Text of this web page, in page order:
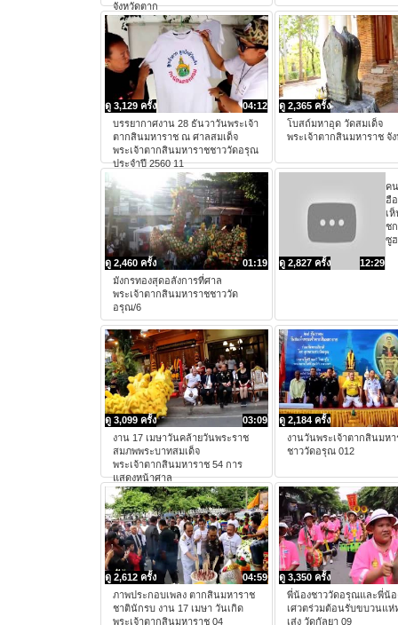
จังหวัดตาก
04:12
ดู 3,129 ครั้ง
บรรยากาศงาน 28 ธันวาวันพระเจ้า
ตากสินมหาราช ณ ศาลสมเด็จ
พระเจ้าตากสินมหาราชชาววัดอรุณ
ประจำปี 2560 11
ดู 2,365 ครั้ง
โบสถ์มหาอุด วัดสมเด็จ
พระเจ้าตากสินมหาราช จั
01:19
ดู 2,460 ครั้ง
มังกรทองสุดอลังการที่ศาล
พระเจ้าตากสินมหาราชชาววัด
อรุณ/6
12:29
ดู 2,827 ครั้ง
ค
ฮื
เ
ช
ซู
03:09
ดู 3,099 ครั้ง
งาน 17 เมษาวันคล้ายวันพระราช
สมภพพระบาทสมเด็จ
พระเจ้าตากสินมหาราช 54 การ
แสดงหน้าศาล
ดู 2,184 ครั้ง
งานวันพระเจ้าตากสินมหา
ชาววัดอรุณ 012
04:59
ดู 2,612 ครั้ง
ภาพประกอบเพลง ตากสินมหาราช
ชาตินักรบ งาน 17 เมษา วันเกิด
พระเจ้าตากสินมหาราช 04
ดู 3,350 ครั้ง
พี่น้องชาววัดอรุณและพี่น้อ
เศวตร่วมต้อนรับขบวนแห่
เส่ง วัดกัลยา 09